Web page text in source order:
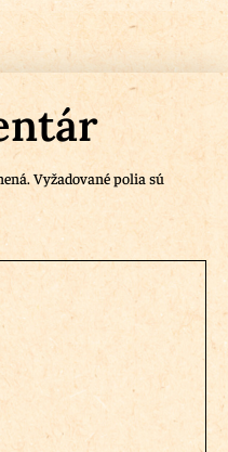
Vyžadované polia sú